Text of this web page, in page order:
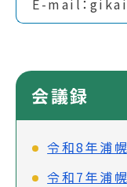
E-mail：
会議録
令和8年浦
令和7年浦